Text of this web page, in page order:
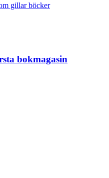
gillar böcker
bokmagasin